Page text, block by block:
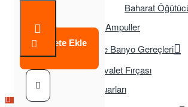
Baharat
Tasarruflu Ampuller
Temizlik ve Banyo Gereçleri
Tuvalet Fırçası
TV Aksesuarları
Sepete Ekle
Çok Satılan Ürün
Çok Satılan Ürün
Çok Satılan Ürün
Çok Satılan Ürün
Çok Satılan Ürün